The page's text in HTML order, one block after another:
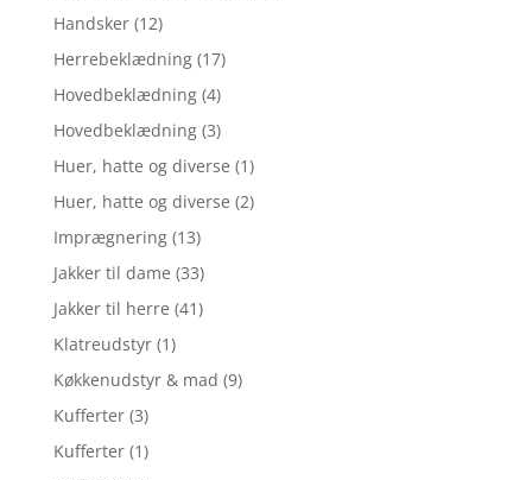
Handsker (12)
Herrebeklædning (17)
Hovedbeklædning (4)
Hovedbeklædning (3)
Huer, hatte og diverse (1)
Huer, hatte og diverse (2)
Imprægnering (13)
Jakker til dame (33)
Jakker til herre (41)
Klatreudstyr (1)
Køkkenudstyr & mad (9)
Kufferter (3)
Kufferter (1)